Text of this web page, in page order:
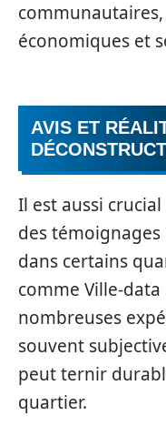
économiques et
AVIS ET
Il est aussi
des témoignages
dans certains
comme Ville-
nombreuses
souvent
peut ternir
quartier.